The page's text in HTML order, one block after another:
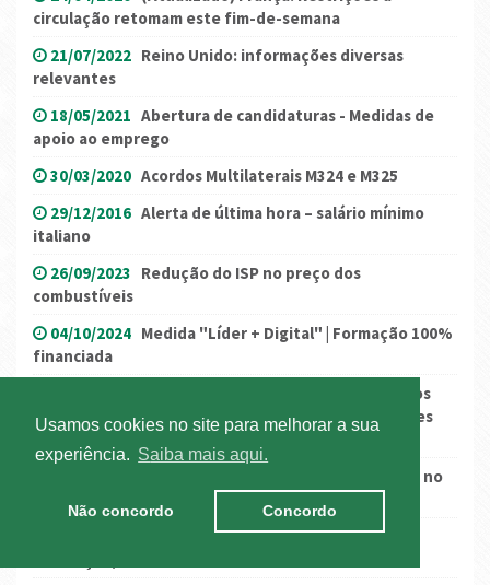
Usamos cookies no site para melhorar a sua
experiência.
Saiba mais aqui.
Não concordo Concordo
circulação retomam este fim-de-semana
21/07/2022 Reino Unido: informações diversas
relevantes
18/05/2021 Abertura de candidaturas - Medidas de
apoio ao emprego
30/03/2020 Acordos Multilaterais M324 e M325
29/12/2016 Alerta de última hora – salário mínimo
italiano
26/09/2023 Redução do ISP no preço dos
combustíveis
04/10/2024 Medida "Líder + Digital" | Formação 100%
financiada
Esclarecimento ANTRAM - "O dono dos
aumentos do preço da alimentação dos portugueses
não são os transportadores"
Acesso à zona portuária de Alcântara no
Jornada Mundial da Juventude -